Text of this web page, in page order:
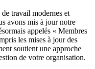
travail modernes et
avons mis à jour notre
appelés « Membres
les mises à jour des
soutient une approche
de votre organisation.